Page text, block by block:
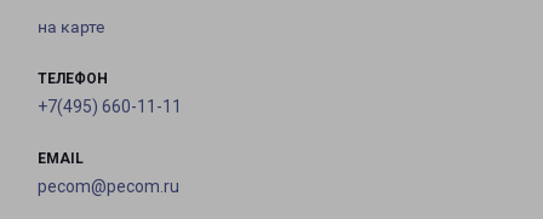
на карте
ТЕЛЕФОН
+7(495) 660-11-11
EMAIL
pecom@pecom.ru